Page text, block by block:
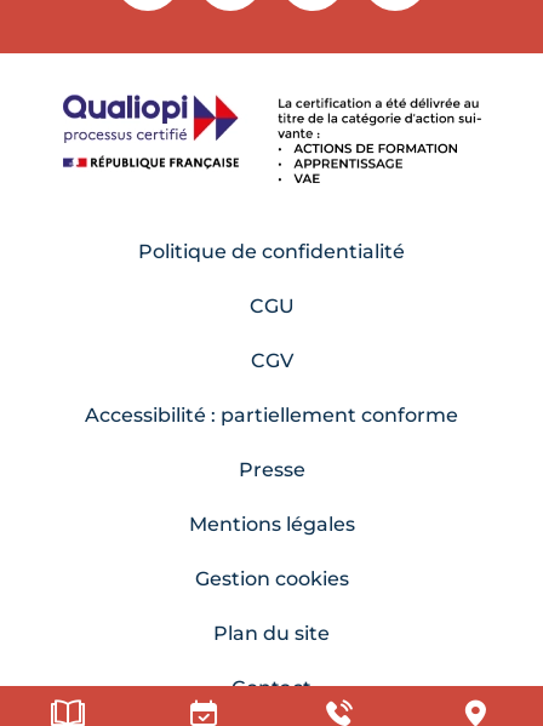
Politique de confidentialité
CGU
CGV
Accessibilité : partiellement conforme
Presse
Mentions légales
Gestion cookies
Plan du site
Contact